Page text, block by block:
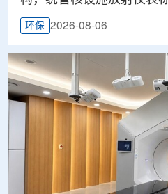
环保 2026-08-06